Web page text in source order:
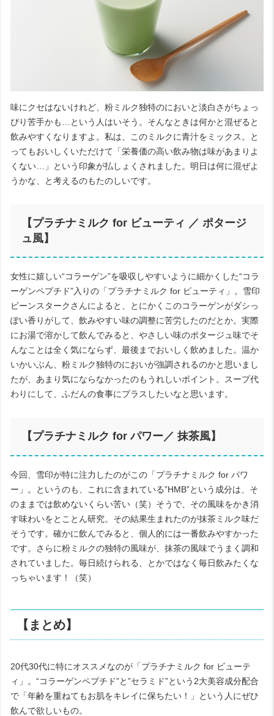
味にクセはないけれど、粉ミルク独特のにおいと淡白さがちょっ
ぴり苦手かも…という人はいそう。そんなときは何かと混ぜると
飲みやすくなりますよ。私は、このミルクに青汁をミックス。と
ってもおいしくいただけて「栄養価の高い飲み物は味があまりよ
くない…」という印象が払しょくされました。明日は何に混ぜよ
うかな、と考えるのもたのしいです。
【プラチナミルク for ビューティ ／ ポタージ
ュ風】
女性に嬉しい“コラーゲン”を吸収しやすいように細かくした“コラ
ーゲンペプチド”入りの「プラチナミルク for ビューティ」。雪印
ビーンスタークさんによると、とにかくこのコラーゲンがダシっ
ぽい香りがして、飲みやすい味の調整に苦労したのだとか。実際
にお湯で溶かして飲んでみると、やさしい味のポタージュ味でそ
んなことは全く気にならず、最後までおいしく飲めました。温か
いかいぶん、粉ミルク独特のにおいが強調されるのかと思いまし
たが、あまり気にならなかったのもうれしいポイント。スープ代
わりにして、ふだんの食事にプラスしたいなと思います。
【プラチナミルク for パワー／ 抹茶風】
今回、雪印が特に注力したのがこの「プラチナミルク for パワ
ー」。というのも、これに含まれている”HMB”という成分は、そ
のままでは飲めないくらい苦い（笑）そうで、その風味をかき消
す味わいをとことん研究。その結果生まれたのが抹茶ミルク味だ
そうです。確かに飲んでみると、個人的には一番飲みやすかった
です。さらに粉ミルクの独特の風味が、抹茶の風味でうまく調和
されていました。毎日続けられる、とかではなく毎日飲みたくな
っちゃいます！（笑）
【まとめ】
20代30代に特にオススメなのが「プラチナミルク for ビューテ
ィ」。“コラーゲンペプチド”と”セラミド”という2大美容成分配合
で「年齢を重ねてもお肌をキレイに保ちたい！」という人にぜひ
飲んで欲しいもの。